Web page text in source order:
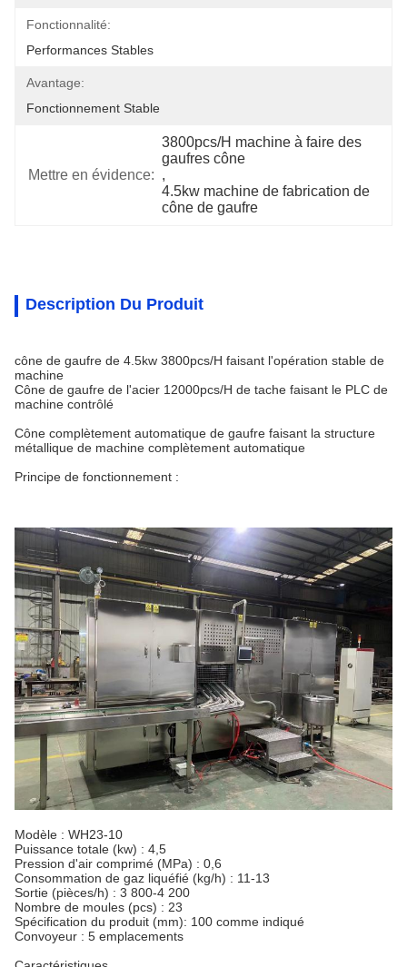
Fonctionnalité:
Performances Stables
Avantage:
Fonctionnement Stable
Mettre en évidence:
3800pcs/H machine à faire des
gaufres cône
,
4.5kw machine de fabrication de
cône de gaufre
Description Du Produit
cône de gaufre de 4.5kw 3800pcs/H faisant l'opération stable de
machine
Cône de gaufre de l'acier 12000pcs/H de tache faisant le PLC de
machine contrôlé
Cône complètement automatique de gaufre faisant la structure
métallique de machine complètement automatique
Principe de fonctionnement :
Modèle : WH23-10
Puissance totale (kw) : 4,5
Pression d'air comprimé (MPa) : 0,6
Consommation de gaz liquéfié (kg/h) : 11-13
Sortie (pièces/h) : 3 800-4 200
Nombre de moules (pcs) : 23
Spécification du produit (mm): 100 comme indiqué
Convoyeur : 5 emplacements